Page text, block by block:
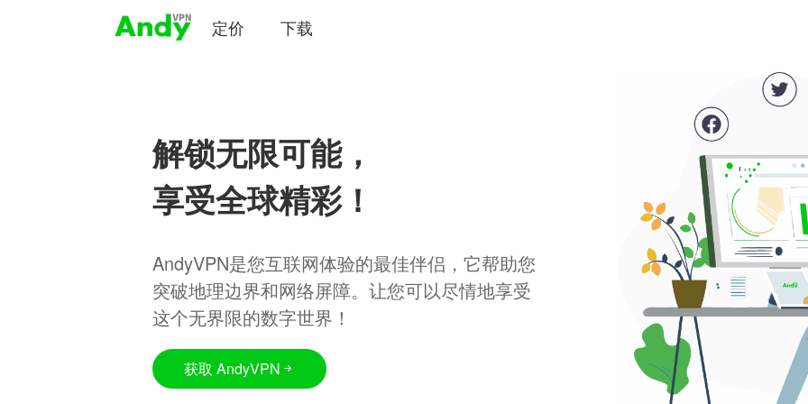
定价 下载
解锁无限可能，
享受全球精彩！
AndyVPN是您互联网体验的最佳伴侣，它帮助您
突破地理边界和网络屏障。让您可以尽情地享受
这个无界限的数字世界！
获取 AndyVPN